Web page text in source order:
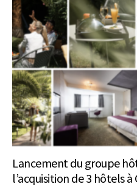
Lancement du groupe
l’acquisition de 3 hôtels à